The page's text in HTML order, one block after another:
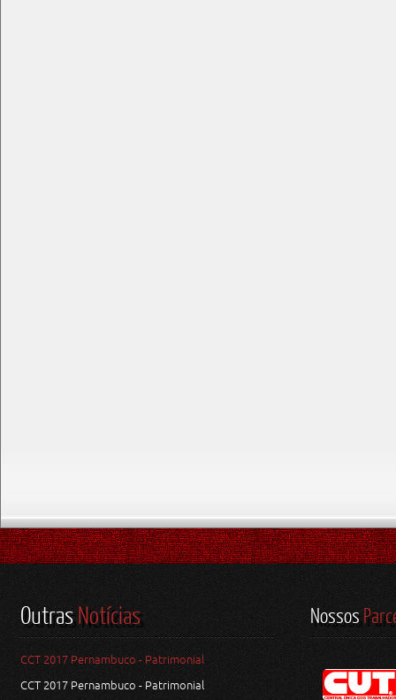
OutrasNotícias
CCT 2017 Pernambuco - Patrimonial
CCT 2017 Pernambuco - Patrimonial
Nossos